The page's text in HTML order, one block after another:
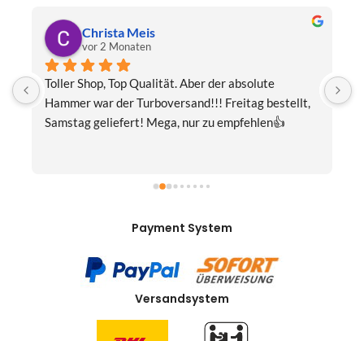
Christa Meis
vor 2 Monaten
Toller Shop, Top Qualität. Aber der absolute
Hammer war der Turboversand!!! Freitag bestellt,
Samstag geliefert! Mega, nur zu empfehlen👍
Payment System
Versandsystem